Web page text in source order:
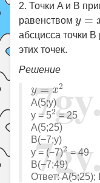
2. Точки A и B
равенствомy =
x
абсцисса точки
этих точек.
Решение
y = x2
A(5;y)
y = 52
2= 25
A(5;25)
B(−7;y)
y = (−7)2
2= 49
B(−7;49)
Ответ: A(5;25);